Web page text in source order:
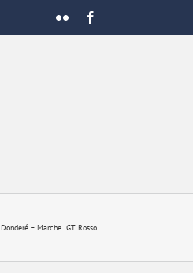
Flickr
Donderé – Marche IGT Rosso